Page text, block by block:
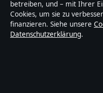
Technik und
trägt eine Byline, wird
und vor der
betreiben, und – mit Ihrer
Cookies, um sie zu
finanzieren. Siehe unsere
Datenschutzerklärung.